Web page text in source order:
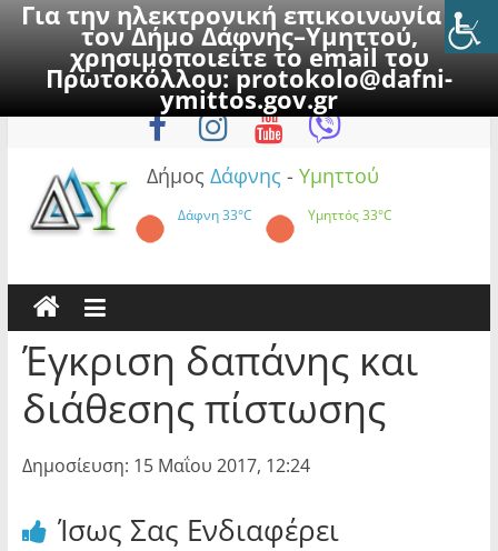
Για την ηλεκτρονική επικοινωνία με
τον Δήμο Δάφνης–Υμηττού,
χρησιμοποιείτε το email του
Πρωτοκόλλου:protokolo@dafni-
ymittos.gov.gr
to
Πέμπτη, 6 Αυγούστου 2026
Δήμος Δάφνης - Υμηττού
Δάφνη33°C Υμηττός33°C
Έγκριση δαπάνης και
διάθεσης πίστωσης
Δημοσίευση: 15 Μαΐου 2017, 12:24
Ίσως Σας Ενδιαφέρει